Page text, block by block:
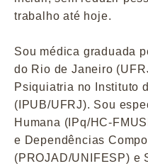
trabalho até hoje.
Sou médica graduada
do Rio de Janeiro
Psiquiatria no Instituto
(IPUB/UFRJ). Sou
Humana (IPq/HC-
e Dependências
(PROJAD/UNIFESP) e